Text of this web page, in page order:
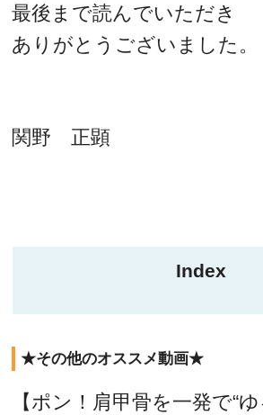
最後まで読んでいただき
ありがとうございました。
関野 正顕
Index
★その他のオススメ動画★
【ポン！肩甲骨を一発で“ゆ